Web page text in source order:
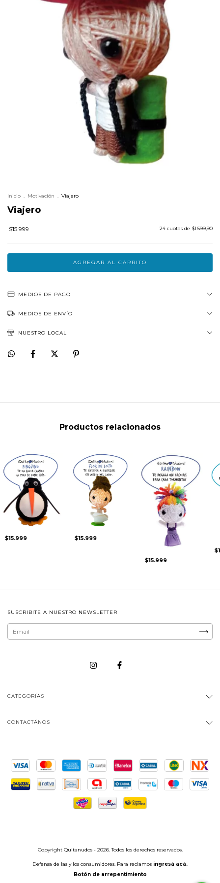
Inicio . Motivación . Viajero
Viajero
$15.999 24 cuotas de $1.599,90
MEDIOS DE PAGO
MEDIOS DE ENVÍO
NUESTRO LOCAL
Productos relacionados
$15.999 $15.999
$15.999
SUSCRIBITE A NUESTRO NEWSLETTER
CATEGORÍAS
CONTACTÁNOS
Copyright Quitanudos - 2026. Todos los derechos reservados.
Defensa de las y los consumidores. Para reclamos ingresá acá.
Botón de arrepentimiento